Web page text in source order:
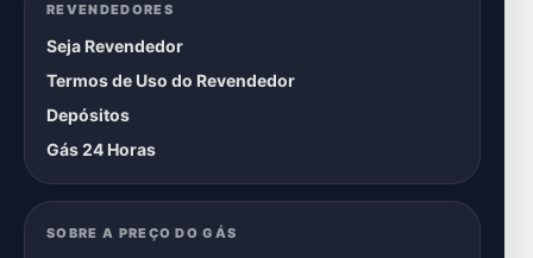
REVENDEDORES
Seja Revendedor
Termos de Uso do Revendedor
Depósitos
Gás 24 Horas
SOBRE A PREÇO DO GÁS